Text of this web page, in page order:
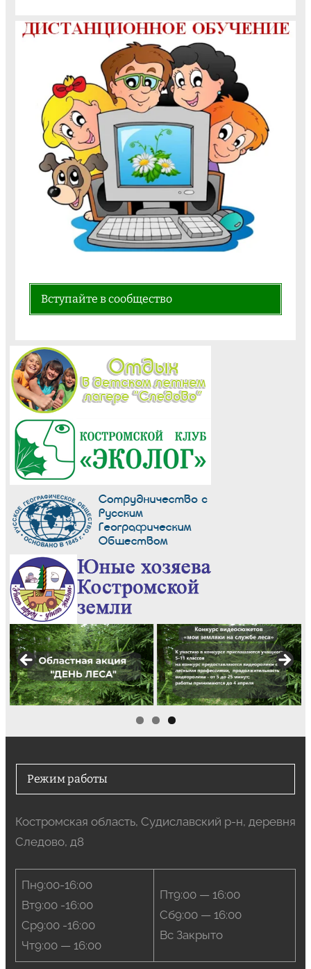
Вступайте в сообщество
Режим работы
Костромская область, Судиславский р-н, деревня
Следово, д8
Пн9:00-16:00
Вт9:00 -16:00
Ср9:00 -16:00
Чт9:00 — 16:00
Пт9:00 — 16:00
Сб9:00 — 16:00
Вс Закрыто